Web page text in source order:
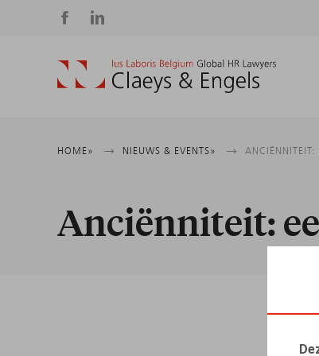
Social
media
Kruimelpad
HOME NIEUWS & EVENTS ANCIËNNITEIT:
Anciënniteit: